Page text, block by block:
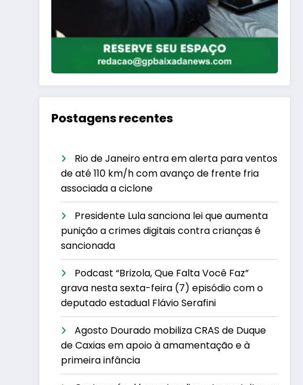
Postagens recentes
Rio de Janeiro entra em alerta para ventos
de até 110 km/h com avanço de frente fria
associada a ciclone
Presidente Lula sanciona lei que aumenta
punição a crimes digitais contra crianças é
sancionada
Podcast “Brizola, Que Falta Você Faz”
grava nesta sexta-feira (7) episódio com o
deputado estadual Flávio Serafini
Agosto Dourado mobiliza CRAS de Duque
de Caxias em apoio à amamentação e à
primeira infância